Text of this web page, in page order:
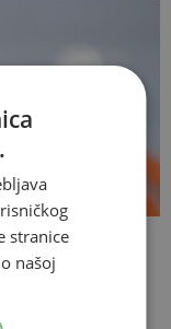
54.
stranice
našoj